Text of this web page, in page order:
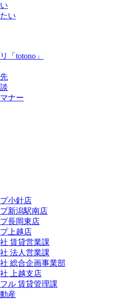
い
「totono」
ナー
小針店
新潟駅南店
長岡東店
上越店
賃貸営業課
法人営業課
総合企画事業部
上越支店
ル 賃貸管理課
産